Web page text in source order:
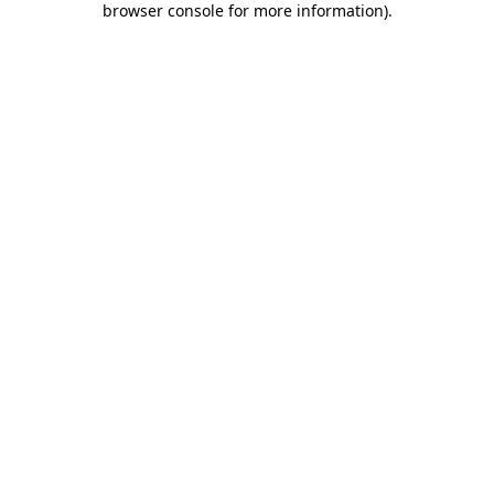
browser console for more information).